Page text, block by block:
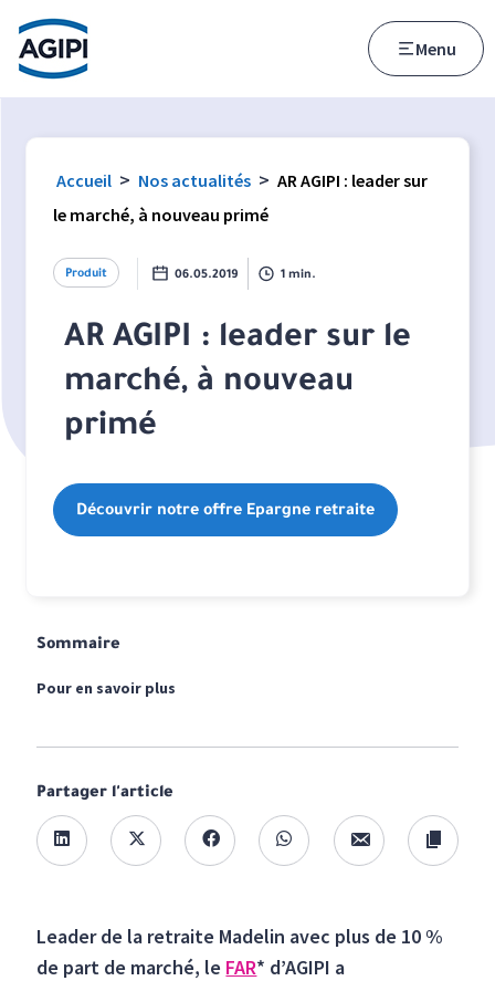
Accès au menu
Accès au contenu principal
Menu
Accueil > Nos actualités > AR AGIPI : leader sur
le marché, à nouveau primé
Produit 06.05.2019 1 min.
AR AGIPI : leader sur le
marché, à nouveau
primé
Découvrir notre offre Epargne retraite
Sommaire
Pour en savoir plus
Partager l'article
Leader de la retraite Madelin avec plus de 10 %
de part de marché, le FAR* d’AGIPI a